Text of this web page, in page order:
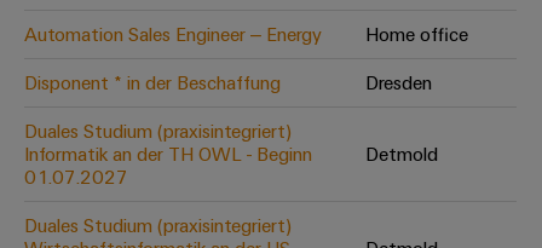
Schiffbau
Verbindungslösungen
die
maritime
Industrie
Wasseraufbereitung
(OEM)
Platform
easyConnect
Werkstatt
&
Automation Sales Engineer – Energy
Home office
Disponent * in der Beschaffung
Dresden
Duales Studium (praxisintegriert)
Informatik an der TH OWL - Beginn
01.07.2027
Detmold
Duales Studium (praxisintegriert)